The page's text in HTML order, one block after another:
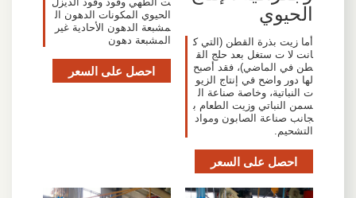
الحيوي
أما زيت بذرة القطن (التي ك
انت لا ت ستغل بعد حلج الق
طن في الماضي)، فقد أصبح
لها دور واضح في إنتاج الزيو
ت النباتية، وخاصة صناعة ال
سمن النباتي وزيت الطعام ب
جانب صناعة الصابون ومواد
التشحيم.
احصل على السعر
الحيوي المكونات الدهون ال
مشبعة الدهون الأحادية غير
المشبعة دهون
احصل على السعر